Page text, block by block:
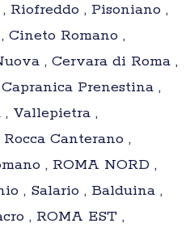
Riofreddo , Pisoniano ,
Cineto Romano ,
, Cervara di Roma ,
Prenestina ,
Vallepietra ,
Canterano ,
, ROMA NORD ,
, Salario , Balduina ,
, ROMA EST ,